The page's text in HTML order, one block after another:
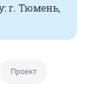
г. Тюмень,
Проект